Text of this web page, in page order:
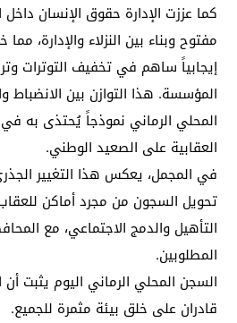
كما عززت الإدارة حقوق الإنسان
مفتوح وبناء بين النزلاء والإدارة،
إيجابياً ساهم في تخفيف التوترات
المؤسسة. هذا التوازن بين الانضباط
المحلي الرماني نموذجاً يُحتذى به
العقابية على الصعيد الوطني.
في المجمل، يعكس هذا التغيير
تحويل السجون من مجرد أماكن
التأهيل والدمج الاجتماعي، مع
المطلوبين.
السجن المحلي الرماني اليوم يثبت أن
قادران على خلق بيئة مثمرة للجميع.